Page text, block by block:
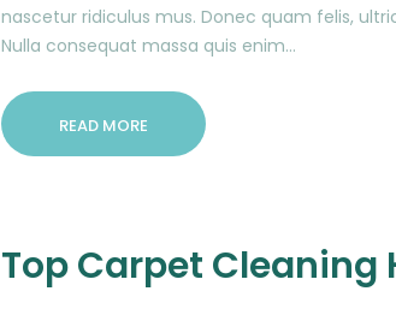
nascetur ridiculus mus. Donec quam felis,
Nulla consequat massa quis enim…
READ MORE
Top Carpet Cleaning